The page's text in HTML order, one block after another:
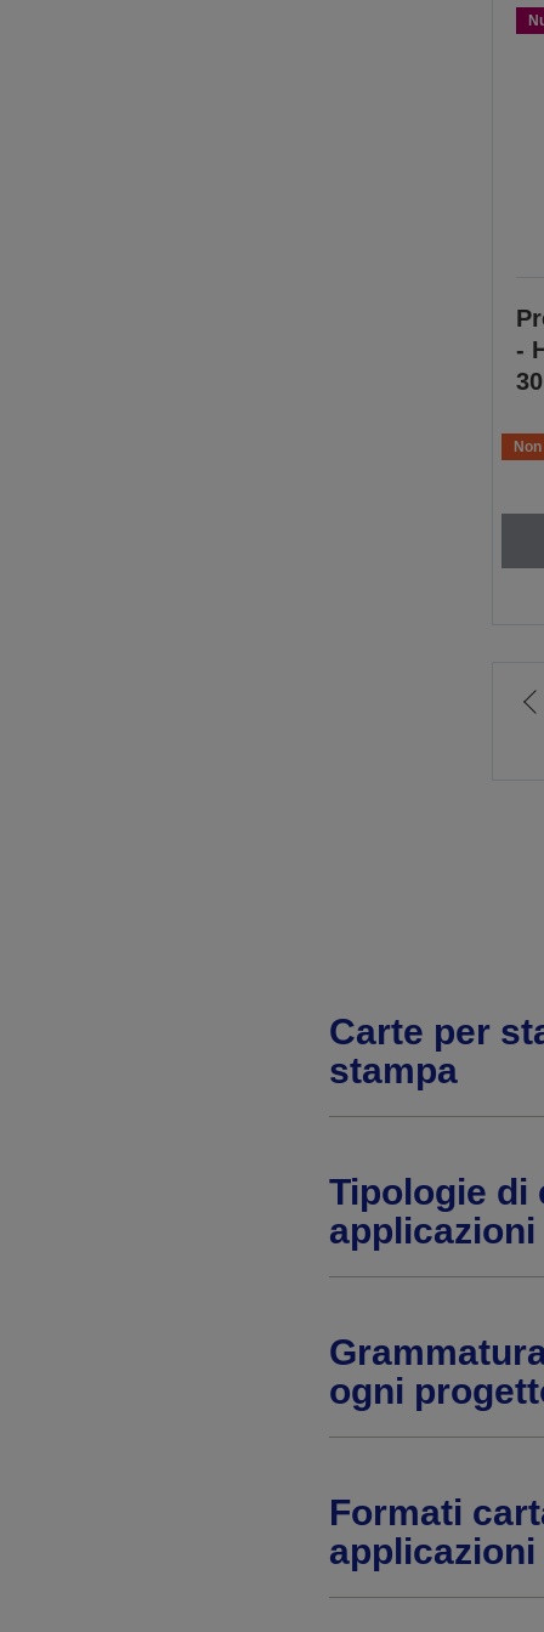
-
Carte per
stampa
Tipologie di
applicazioni
ogni
Formati